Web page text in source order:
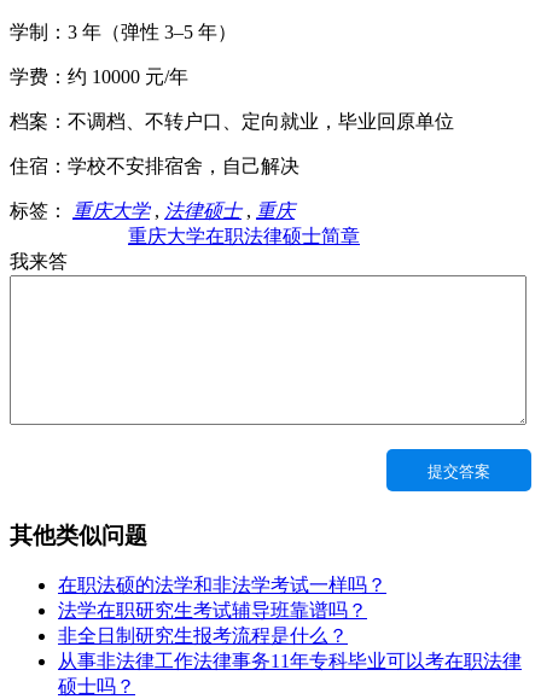
学制：3 年（弹性 3–5 年）
学费：约 10000 元/年
档案：不调档、不转户口、定向就业，毕业回原单位
住宿：学校不安排宿舍，自己解决
标签： 重庆大学 , 法律硕士 , 重庆
重庆大学在职法律硕士简章
我来答
其他类似问题
在职法硕的法学和非法学考试一样吗？
法学在职研究生考试辅导班靠谱吗？
非全日制研究生报考流程是什么？
从事非法律工作法律事务11年专科毕业可以考在职法律
硕士吗？